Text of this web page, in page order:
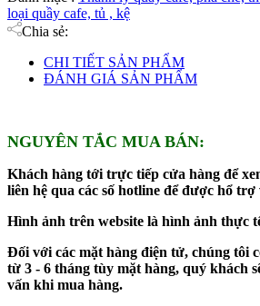
loại quầy cafe, tủ , kệ
Chia sẻ:
CHI TIẾT SẢN PHẨM
ĐÁNH GIÁ SẢN PHẨM
NGUYÊN TẮC MUA BÁN:
Khách hàng tới trực tiếp cửa hàng để
liên hệ qua các số hotline để được hổ
Hình ảnh trên website là hình ảnh thực
Đối với các mặt hàng điện tử, chúng tôi
từ 3 - 6 tháng tùy mặt hàng, quý khách
vấn khi mua hàng.